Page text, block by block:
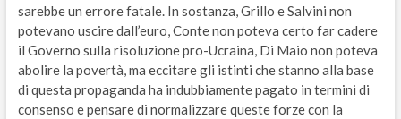
sarebbe un errore fatale. In sostanza, Grillo e Salvini non
potevano uscire dall’euro, Conte non poteva certo far cadere
il Governo sulla risoluzione pro-Ucraina, Di Maio non poteva
abolire la povertà, ma eccitare gli istinti che stanno alla base
di questa propaganda ha indubbiamente pagato in termini di
consenso e pensare di normalizzare queste forze con la